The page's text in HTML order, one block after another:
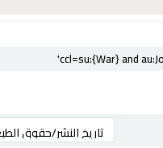
ترتيب بواسطة: